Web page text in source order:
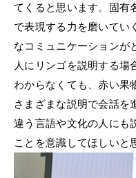
てくると思います。固有
で表現する力を磨いてい
なコミュニケーションが
人にリンゴを説明する場
わからなくても、赤い果
さまざまな説明で会話を
違う言語や文化の人にも
ことを意識してほしいと